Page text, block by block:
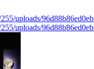
uploads/
uploads/